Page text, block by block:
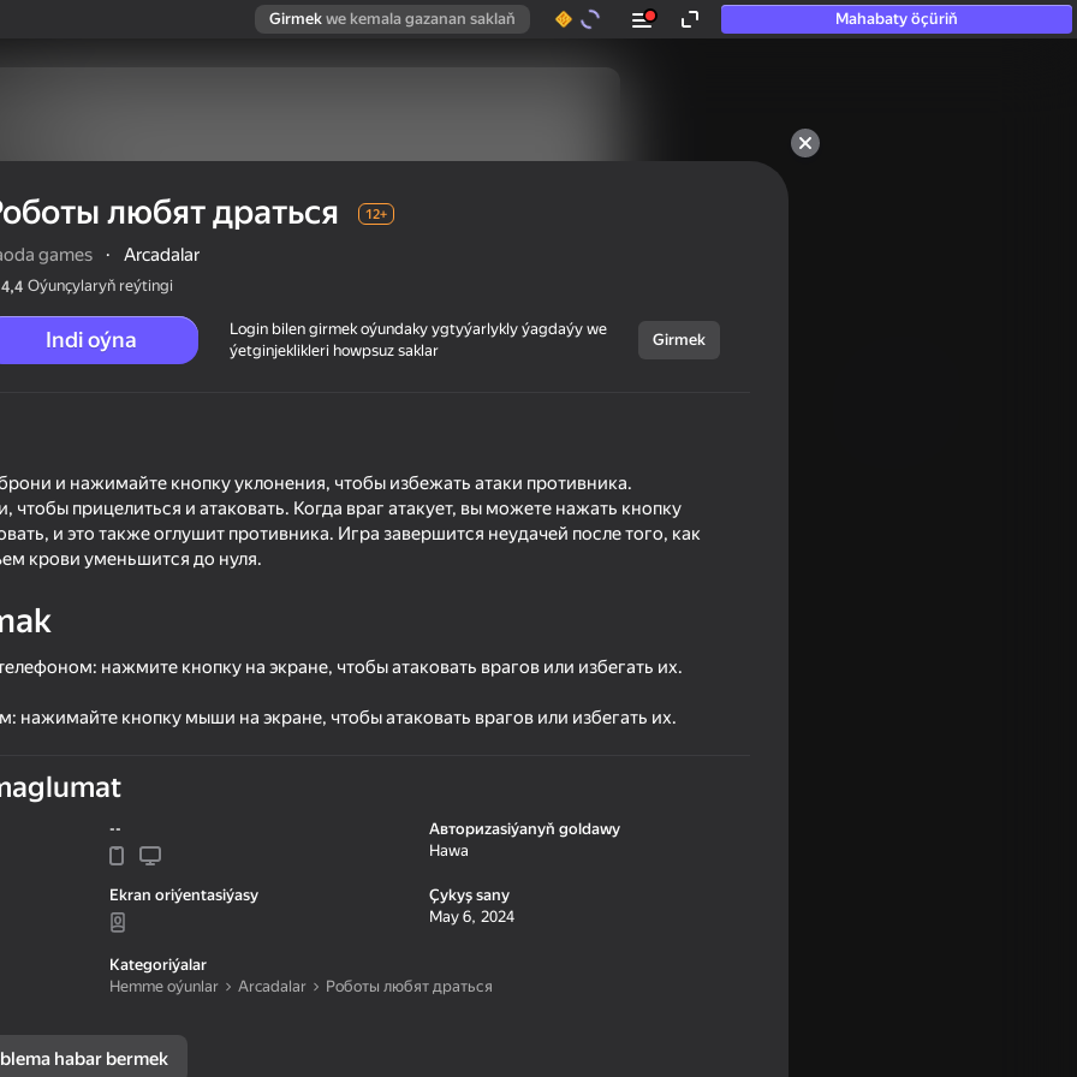
Girmek we kemala gazanan saklaň Mahabaty öçüriň
49
Geometry: Clicker-The Evolution
of Complexity
Shadow Slash: Ninja Stealth
42
любят драться 12+
games · Arcadalar
4,4 Oýunçylaryň reýtingi
Indi oýna
Login bilen girmek oýundaky ygtyýarlykly ýagdaýy we
ýetginjeklikleri howpsuz saklar
Girmek
и нажимайте кнопку уклонения, чтобы избежать атаки противника.
чтобы прицелиться и атаковать. Когда враг атакует, вы можете нажать кнопку
и это также оглушит противника. Игра завершится неудачей после того, как
крови уменьшится до нуля.
нажмите кнопку на экране, чтобы атаковать врагов или избегать их.
нажимайте кнопку мыши на экране, чтобы атаковать врагов или избегать их.
--
Авториzasiýanyň goldawy
Hawa
Ekran oriýentasiýasy
Çykyş sany
May 6, 2024
Kategoriýalar
Hemme oýunlar
Arcadalar Роботы любят драться
habar bermek